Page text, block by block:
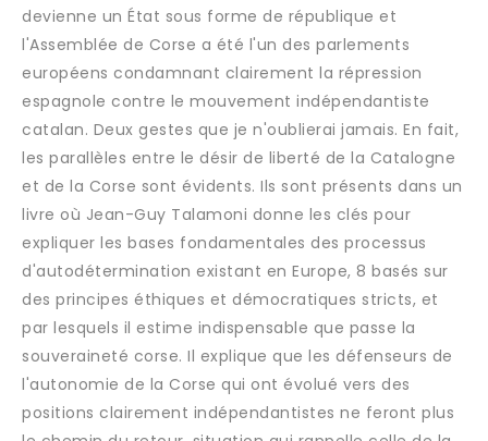
devienne un État sous forme de république et
l'Assemblée de Corse a été l'un des parlements
européens condamnant clairement la répression
espagnole contre le mouvement indépendantiste
catalan. Deux gestes que je n'oublierai jamais. En fait,
les parallèles entre le désir de liberté de la Catalogne
et de la Corse sont évidents. Ils sont présents dans un
livre où Jean-Guy Talamoni donne les clés pour
expliquer les bases fondamentales des processus
d'autodétermination existant en Europe, 8 basés sur
des principes éthiques et démocratiques stricts, et
par lesquels il estime indispensable que passe la
souveraineté corse. Il explique que les défenseurs de
l'autonomie de la Corse qui ont évolué vers des
positions clairement indépendantistes ne feront plus